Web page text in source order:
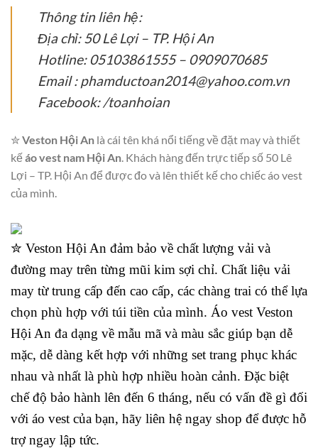
Thông tin liên hệ:
Địa chỉ: 50 Lê Lợi – TP. Hội An
Hotline: 05103861555 – 0909070685
Email : phamductoan2014@yahoo.com.vn
Facebook: /toanhoian
✮Veston Hội An là cái tên khá nổi tiếng về đặt may và thiết
kếáo vest nam Hội An. Khách hàng đến trực tiếp số 50 Lê
Lợi – TP. Hội An để được đo và lên thiết kế cho chiếc áo vest
của mình.
✮ Veston Hội An đảm bảo về chất lượng vải và
đường may trên từng mũi kim sợi chỉ. Chất liệu vải
may từ trung cấp đến cao cấp, các chàng trai có thể lựa
chọn phù hợp với túi tiền của mình. Áo vest Veston
Hội An đa dạng về mẫu mã và màu sắc giúp bạn dễ
mặc, dễ dàng kết hợp với những set trang phục khác
nhau và nhất là phù hợp nhiều hoàn cảnh. Đặc biệt
chế độ bảo hành lên đến 6 tháng, nếu có vấn đề gì đối
với áo vest của bạn, hãy liên hệ ngay shop để được hỗ
trợ ngay lập tức.